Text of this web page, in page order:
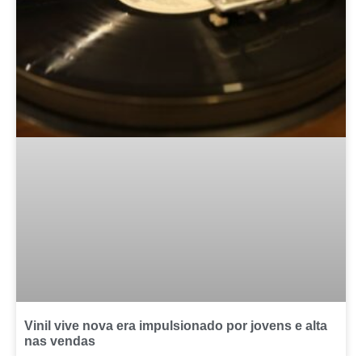
Vinil vive nova era impulsionado por jovens e alta
nas vendas